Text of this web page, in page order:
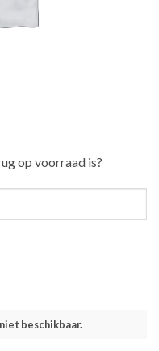
op voorraad is?
beschikbaar.